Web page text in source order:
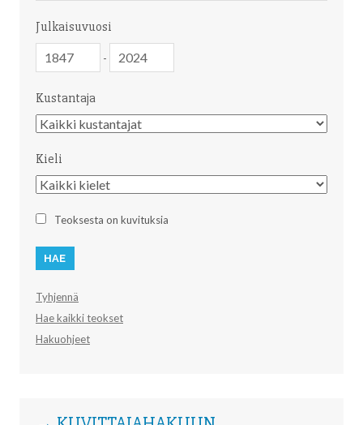
Julkaisuvuosi
-
Kustantaja
Kustantaja
Kieli
Kieli
Teoksesta on kuvituksia
Tyhjennä
Hae kaikki teokset
Hakuohjeet